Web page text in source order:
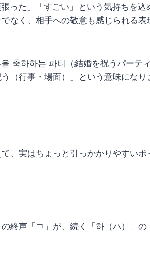
った」「すごい」という気持ちを込
なく、相手への敬意も感じられる表
을 축하하는 파티（結婚を祝うパーティ
（行事・場面）」という意味になり
、実はちょっと引っかかりやすいポ
終声「ㄱ」が、続く「하（ハ）」の